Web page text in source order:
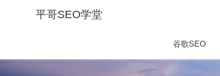
平哥SEO学堂
谷歌SEO